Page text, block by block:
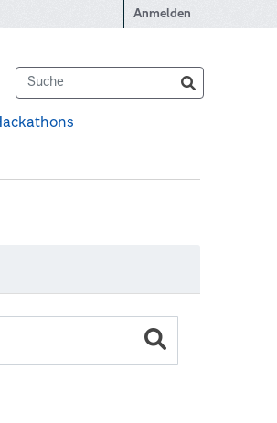
Anmelden